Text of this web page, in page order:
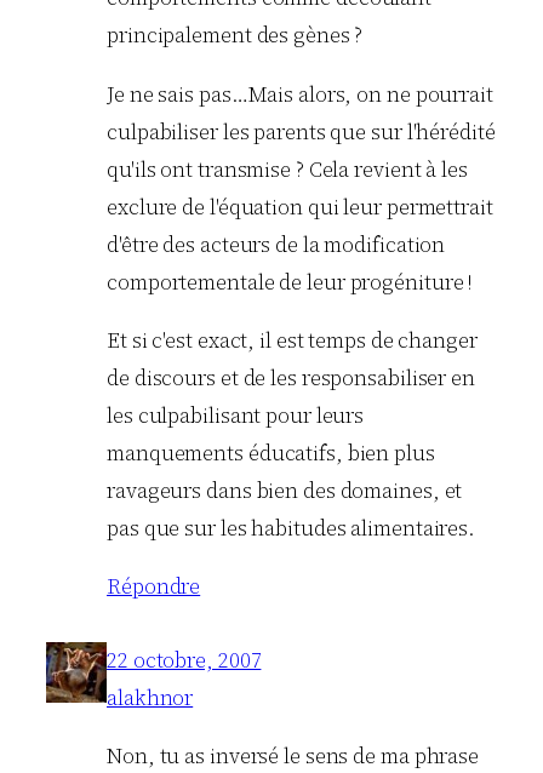
principalement des gènes ?
Je ne sais pas…Mais alors, on ne pourrait
culpabiliser les parents que sur l'hérédité
qu'ils ont transmise ? Cela revient à les
exclure de l'équation qui leur permettrait
d'être des acteurs de la modification
comportementale de leur progéniture !
Et si c'est exact, il est temps de changer
de discours et de les responsabiliser en
les culpabilisant pour leurs
manquements éducatifs, bien plus
ravageurs dans bien des domaines, et
pas que sur les habitudes alimentaires.
Répondre
22 octobre, 2007
alakhnor
Non, tu as inversé le sens de ma phrase